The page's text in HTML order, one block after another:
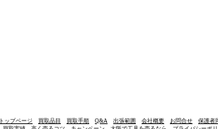
トップページ 買取品目 買取手順 Q&A 出張範囲 会社概要 お問合せ
保護者